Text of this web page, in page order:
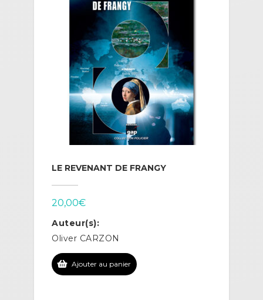
LE REVENANT DE FRANGY
20,00€
Auteur(s):
Oliver CARZON
Ajouter au panier